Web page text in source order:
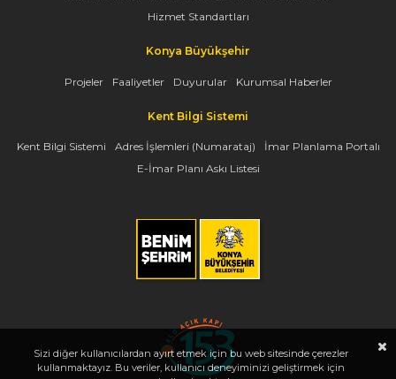
Hizmet Standartları
Konya Büyükşehir
Projeler Faaliyetler Duyurular Kurumsal Haberler
Kent Bilgi Sistemi
Kent Bilgi Sistemi Adres İşlemleri (Numarataj)
İmar Planlama Portalı
E-İmar Planı Askı Listesi
Sizi diğer kullanıcılardan ayırt etmek için bu web sitesinde çerezler
kullanmaktayız. Bu veriler, kullanıcı deneyiminizi geliştirmek için